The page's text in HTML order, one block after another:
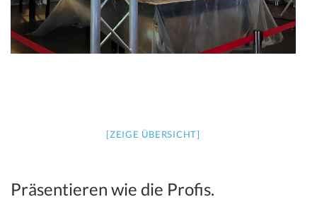
[ZEIGE ÜBERSICHT]
Präsentieren wie die Profis.